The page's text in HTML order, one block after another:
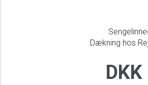
Dækning hos